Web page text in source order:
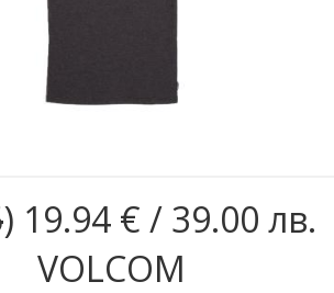
) 19.94 € / 39.00 лв.
VOLCOM